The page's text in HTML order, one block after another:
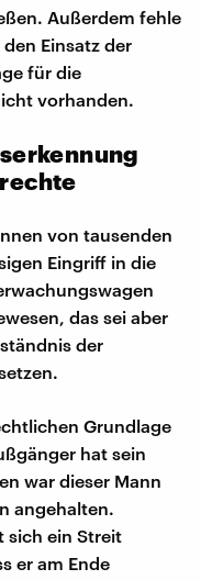
Außerdem fehle
Einsatz der
für die
vorhanden.
von tausenden
Eingriff in die
das sei aber
der
Grundlage
hat sein
war dieser Mann
angehalten.
sich ein Streit
er am Ende